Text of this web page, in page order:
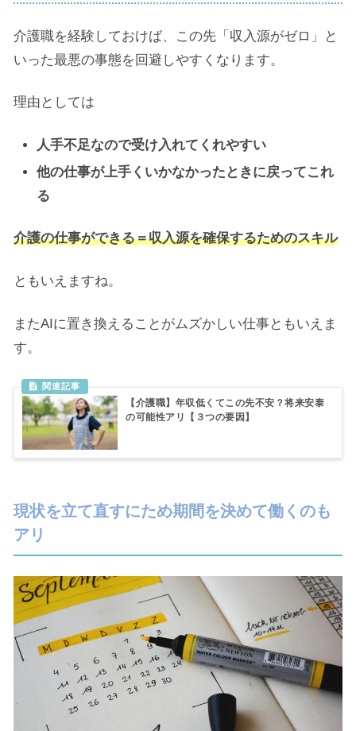
介護職を経験しておけば、この先「収入源がゼロ」と
いった最悪の事態を回避しやすくなります。
理由としては
人手不足なので受け入れてくれやすい
他の仕事が上手くいかなかったときに戻ってこれ
る
介護の仕事ができる＝収入源を確保するためのスキル
ともいえますね。
またAIに置き換えることがムズかしい仕事ともいえま
す。
【介護職】年収低くてこの先不安？将来安泰
の可能性アリ【３つの要因】
現状を立て直すにため期間を決めて働くのも
アリ